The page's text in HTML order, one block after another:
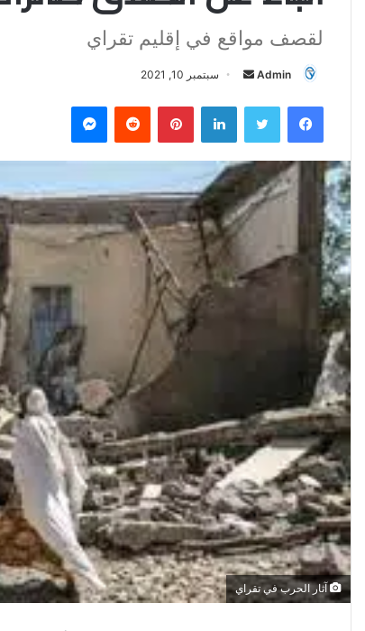
لقصف مواقع في إقليم تقراي
Admin
ل
ب
ر
ي
ل
ي
ا
سبتمبر 10, 2021
فيسبوك لينكدإن بينتيريست
آثار الحرب في تقراي